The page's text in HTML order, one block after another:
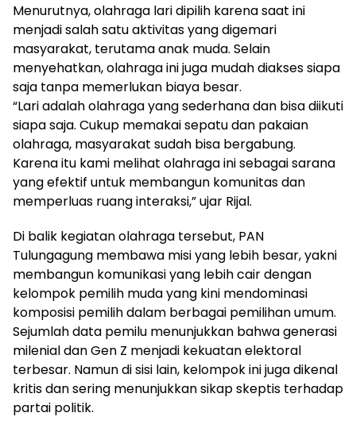
Menurutnya, olahraga lari dipilih karena saat ini
menjadi salah satu aktivitas yang digemari
masyarakat, terutama anak muda. Selain
menyehatkan, olahraga ini juga mudah diakses siapa
saja tanpa memerlukan biaya besar.
“Lari adalah olahraga yang sederhana dan bisa diikuti
siapa saja. Cukup memakai sepatu dan pakaian
olahraga, masyarakat sudah bisa bergabung.
Karena itu kami melihat olahraga ini sebagai sarana
yang efektif untuk membangun komunitas dan
memperluas ruang interaksi,” ujar Rijal.
Di balik kegiatan olahraga tersebut, PAN
Tulungagung membawa misi yang lebih besar, yakni
membangun komunikasi yang lebih cair dengan
kelompok pemilih muda yang kini mendominasi
komposisi pemilih dalam berbagai pemilihan umum.
Sejumlah data pemilu menunjukkan bahwa generasi
milenial dan Gen Z menjadi kekuatan elektoral
terbesar. Namun di sisi lain, kelompok ini juga dikenal
kritis dan sering menunjukkan sikap skeptis terhadap
partai politik.